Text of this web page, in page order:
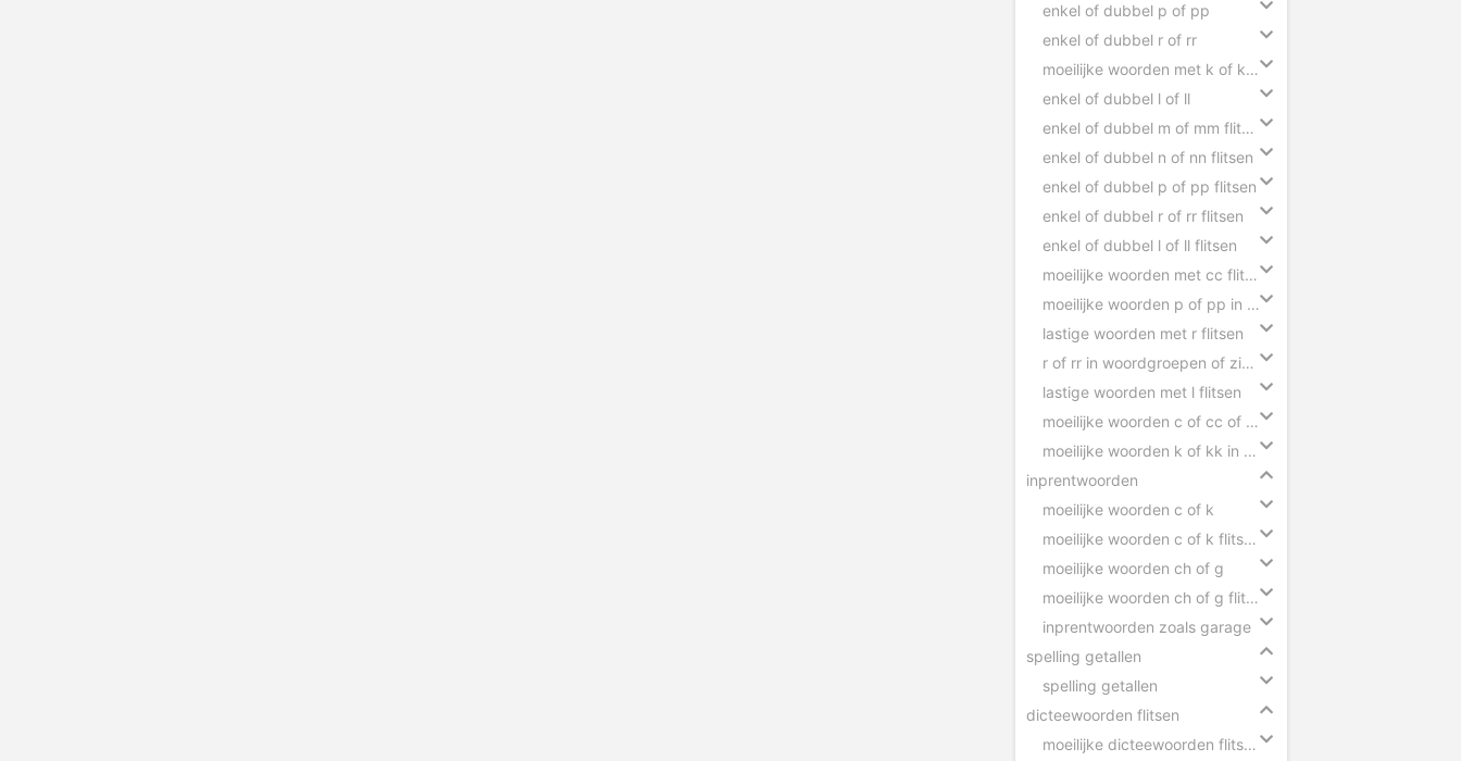
enkel of dubbel p of pp
enkel of dubbel r of rr
moeilijke woorden met k of kk flitsen
enkel of dubbel l of ll
enkel of dubbel m of mm flitsen
enkel of dubbel n of nn flitsen
enkel of dubbel p of pp flitsen
enkel of dubbel r of rr flitsen
enkel of dubbel l of ll flitsen
moeilijke woorden met cc flitsen
moeilijke woorden p of pp in zinnen
lastige woorden met r flitsen
r of rr in woordgroepen of zinnen
lastige woorden met l flitsen
moeilijke woorden c of cc of ck in zinnen
moeilijke woorden k of kk in zinnen
inprentwoorden
moeilijke woorden c of k
moeilijke woorden c of k flitsen
moeilijke woorden ch of g
moeilijke woorden ch of g flitsen
inprentwoorden zoals garage
spelling getallen
spelling getallen
dicteewoorden flitsen
moeilijke dicteewoorden flitsen